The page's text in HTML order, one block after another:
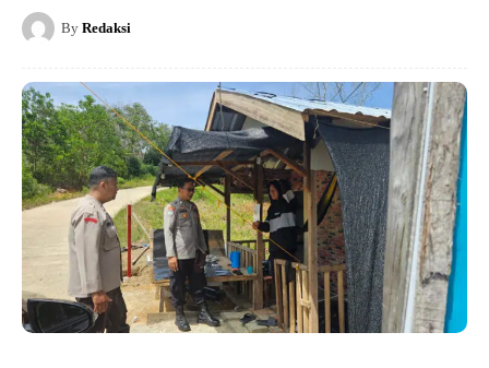
By Redaksi